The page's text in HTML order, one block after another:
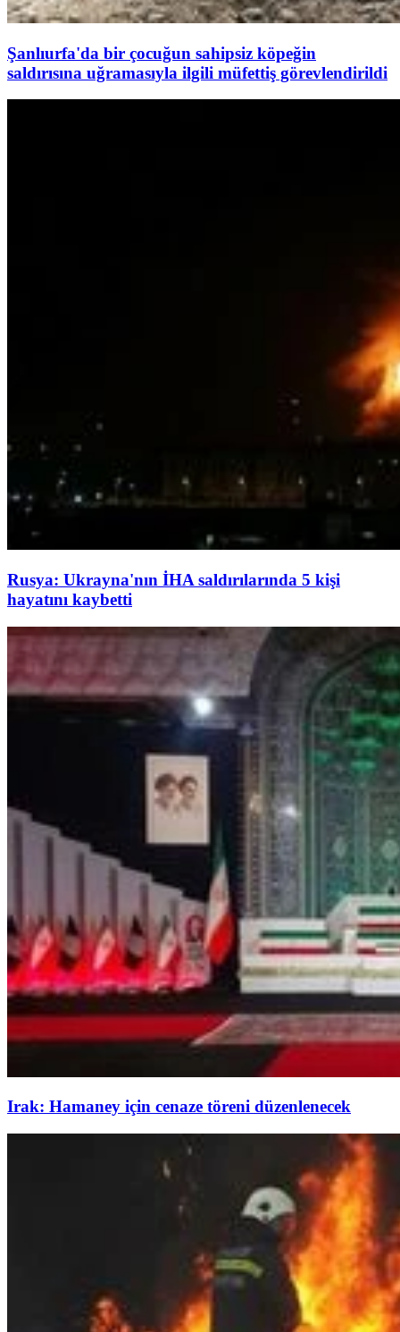
Şanlıurfa'da bir çocuğun sahipsiz köpeğin
saldırısına uğramasıyla ilgili müfettiş görevlendirildi
Rusya: Ukrayna'nın İHA saldırılarında 5 kişi
hayatını kaybetti
Irak: Hamaney için cenaze töreni düzenlenecek